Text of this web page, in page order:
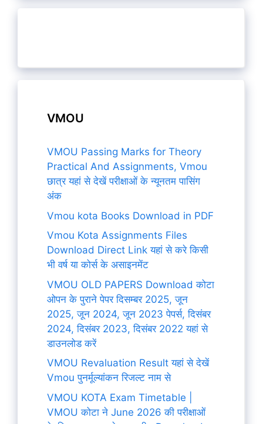
VMOU
VMOU Passing Marks for Theory
Practical And Assignments, Vmou
छात्र यहां से देखें परीक्षाओं के न्यूनतम पासिंग
अंक
Vmou kota Books Download in PDF
Vmou Kota Assignments Files
Download Direct Link यहां से करे किसी
भी वर्ष या कोर्स के असाइनमेंट
VMOU OLD PAPERS Download कोटा
ओपन के पुराने पेपर दिसम्बर 2025, जून
2025, जून 2024, जून 2023 पेपर्स, दिसंबर
2024, दिसंबर 2023, दिसंबर 2022 यहां से
डाउनलोड करें
VMOU Revaluation Result यहां से देखें
Vmou पुनर्मूल्यांकन रिजल्ट नाम से
VMOU KOTA Exam Timetable |
VMOU कोटा ने June 2026 की परीक्षाओं